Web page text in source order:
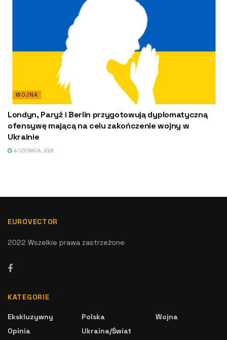
WOJNA
Londyn, Paryż i Berlin przygotowują dyplomatyczną
ofensywę mającą na celu zakończenie wojny w
Ukrainie
4 CZERWCA, 2026
EUROVECTOR
2022 Wszelkie prawa zastrzeżone
KATEGORIE
Ekskluzywny
Opinia
Polska
Ukraina/Świat
Wojna